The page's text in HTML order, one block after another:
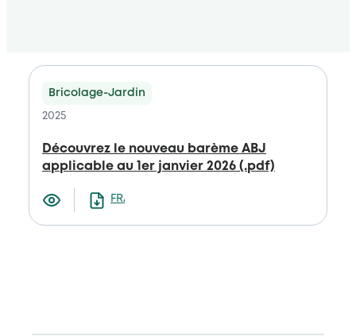
Bricolage-Jardin
2025
Découvrez le nouveau barème ABJ
applicable au 1er janvier 2026 (.pdf)
FRANCAIS